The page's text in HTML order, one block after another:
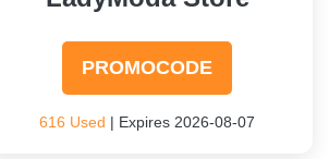
PROMOCODE
616 Used | Expires 2026-08-07